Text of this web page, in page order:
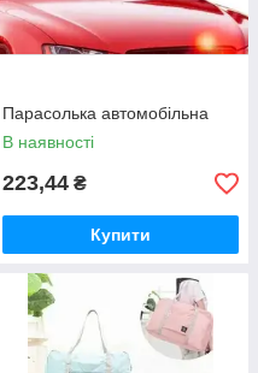
Парасолька автомобільна
В наявності
223,44 ₴
Купити